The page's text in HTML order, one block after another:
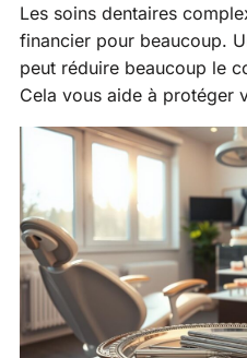
Les soins dentaires
financier pour beaucoup.
peut réduire beaucoup le
Cela vous aide à protéger